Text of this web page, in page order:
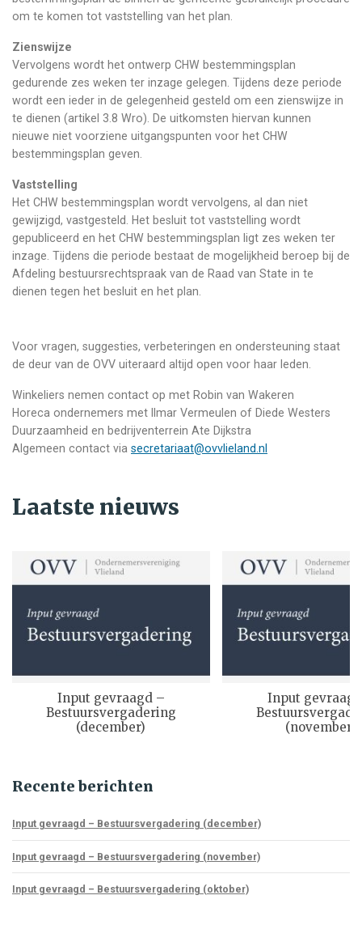
om te komen tot vaststelling van het plan.
Zienswijze
Vervolgens wordt het ontwerp CHW bestemmingsplan
gedurende zes weken ter inzage gelegen. Tijdens deze periode
wordt een ieder in de gelegenheid gesteld om een zienswijze in
te dienen (artikel 3.8 Wro). De uitkomsten hiervan kunnen
nieuwe niet voorziene uitgangspunten voor het CHW
bestemmingsplan geven.
Vaststelling
Het CHW bestemmingsplan wordt vervolgens, al dan niet
gewijzigd, vastgesteld. Het besluit tot vaststelling wordt
gepubliceerd en het CHW bestemmingsplan ligt zes weken ter
inzage. Tijdens die periode bestaat de mogelijkheid beroep bij de
Afdeling bestuursrechtspraak van de Raad van State in te
dienen tegen het besluit en het plan.
Voor vragen, suggesties, verbeteringen en ondersteuning staat
de deur van de OVV uiteraard altijd open voor haar leden.
Winkeliers nemen contact op met Robin van Wakeren
Horeca ondernemers met Ilmar Vermeulen of Diede Westers
Duurzaamheid en bedrijventerrein Ate Dijkstra
Algemeen contact via secretariaat@ovvlieland.nl
Laatste nieuws
Input gevraagd –
Bestuursvergadering
(december)
Input
(november)
Recente berichten
Input gevraagd – Bestuursvergadering (december)
Input gevraagd – Bestuursvergadering (november)
Input gevraagd – Bestuursvergadering (oktober)